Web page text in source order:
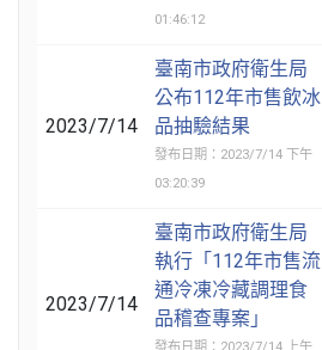
01:46:12
2023/7/14
臺南市政府衛生局
公布112年市售飲冰
品抽驗結果
發布日期：2023/7/14 下午
03:20:39
2023/7/14
臺南市政府衛生局
執行「112年市售流
通冷凍冷藏調理食
品稽查專案」